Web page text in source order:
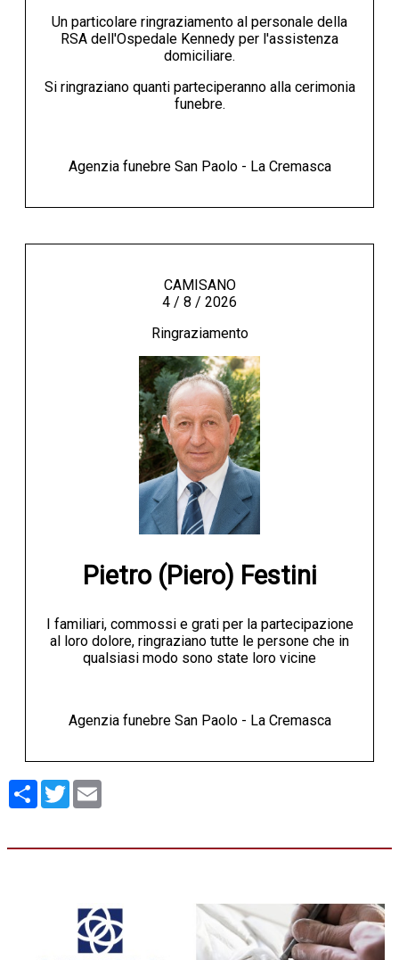
Un particolare ringraziamento al personale della
RSA dell'Ospedale Kennedy per l'assistenza
domiciliare.
Si ringraziano quanti parteciperanno alla cerimonia
funebre.
Agenzia funebre San Paolo - La Cremasca
CAMISANO
4 / 8 / 2026
Ringraziamento
Pietro (Piero) Festini
I familiari, commossi e grati per la partecipazione
al loro dolore, ringraziano tutte le persone che in
qualsiasi modo sono state loro vicine
Agenzia funebre San Paolo - La Cremasca
Condividi
Twitter